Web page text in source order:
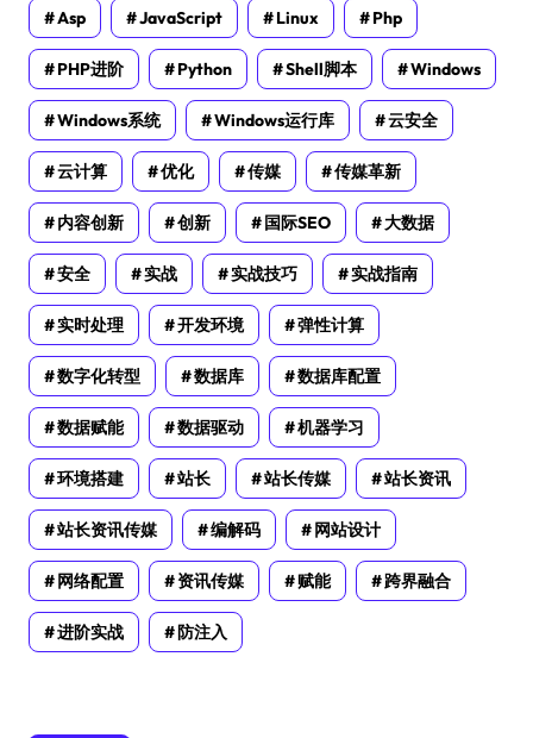
Asp JavaScript Linux Php
PHP进阶 Python Shell脚本 Windows
Windows系统 Windows运行库 云安全
云计算 优化 传媒 传媒革新
内容创新 创新 国际SEO 大数据
安全 实战 实战技巧 实战指南
实时处理 开发环境 弹性计算
数字化转型 数据库 数据库配置
数据赋能 数据驱动 机器学习
环境搭建 站长 站长传媒 站长资讯
站长资讯传媒 编解码 网站设计
网络配置 资讯传媒 赋能 跨界融合
进阶实战 防注入